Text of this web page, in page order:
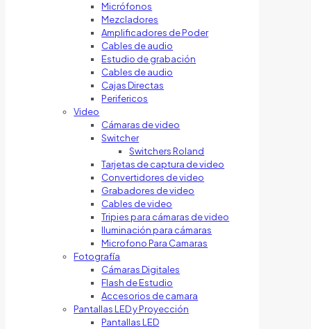
Micrófonos
Mezcladores
Amplificadores de Poder
Cables de audio
Estudio de grabación
Cables de audio
Cajas Directas
Perifericos
Video
Cámaras de video
Switcher
Switchers Roland
Tarjetas de captura de video
Convertidores de video
Grabadores de video
Cables de video
Tripies para cámaras de video
Iluminación para cámaras
Microfono Para Camaras
Fotografía
Cámaras Digitales
Flash de Estudio
Accesorios de camara
Pantallas LED y Proyección
Pantallas LED